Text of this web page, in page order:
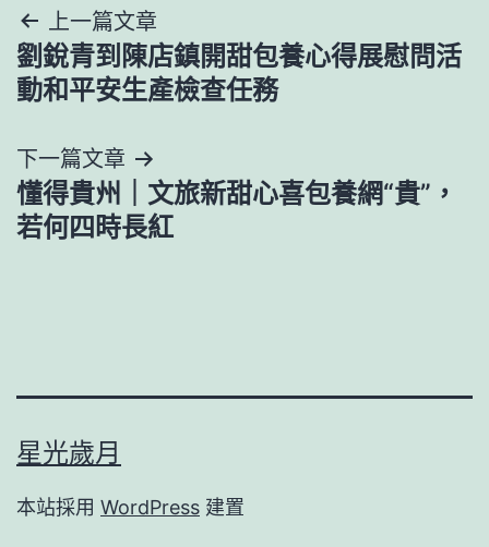
文
章
覽
上一篇文章
劉銳青到陳店鎮開甜包養心得展慰問活
動和平安生產檢查任務
下一篇文章
懂得貴州｜文旅新甜心喜包養網“貴”，
若何四時長紅
星光歲月
本站採用 WordPress 建置